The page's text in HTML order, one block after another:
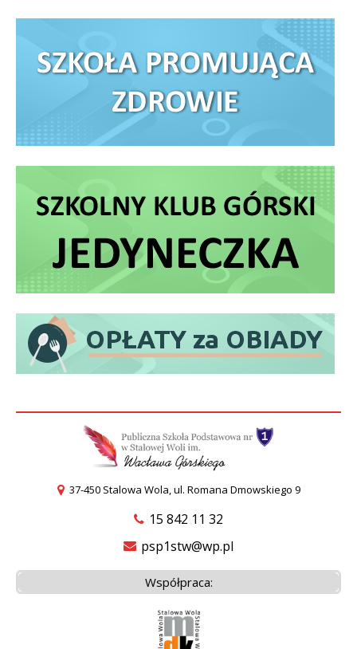
37-450 Stalowa Wola, ul. Romana Dmowskiego 9
15 842 11 32
psp1stw@wp.pl
Współpraca: